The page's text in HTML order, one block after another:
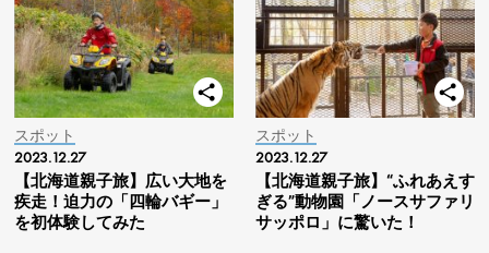
スポット
2023.12.27
【北海道親子旅】広い大地を
疾走！迫力の「四輪バギー」
を初体験してみた
スポット
2023.12.27
【北海道親子旅】“ふれあえす
ぎる”動物園「ノースサファリ
サッポロ」に驚いた！